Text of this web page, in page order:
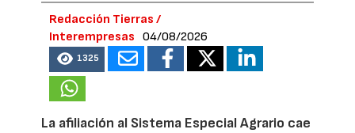
Redacción Tierras /
Interempresas
04/08/2026
1325
La afiliación al Sistema Especial Agrario cae